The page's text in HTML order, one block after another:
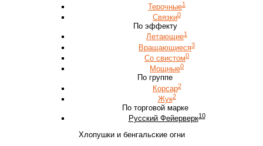
Терочные1
Связки0
По эффекту
Летающие1
Вращающиеся3
Со свистом0
Мощные0
По группе
Корсар2
Жук2
По торговой марке
Русский Фейерверк10
Хлопушки и бенгальские огни